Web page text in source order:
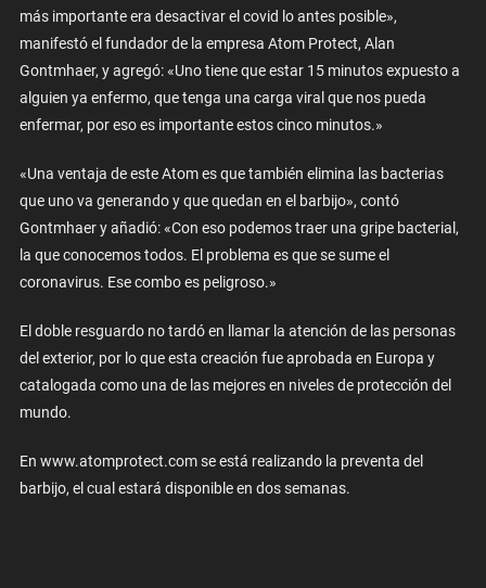
más importante era desactivar el covid lo antes posible»,
manifestó el fundador de la empresa Atom Protect, Alan
Gontmhaer, y agregó: «Uno tiene que estar 15 minutos expuesto a
alguien ya enfermo, que tenga una carga viral que nos pueda
enfermar, por eso es importante estos cinco minutos.»
«Una ventaja de este Atom es que también elimina las bacterias
que uno va generando y que quedan en el barbijo», contó
Gontmhaer y añadió: «Con eso podemos traer una gripe bacterial,
la que conocemos todos. El problema es que se sume el
coronavirus. Ese combo es peligroso.»
El doble resguardo no tardó en llamar la atención de las personas
del exterior, por lo que esta creación fue aprobada en Europa y
catalogada como una de las mejores en niveles de protección del
mundo.
En www.atomprotect.com se está realizando la preventa del
barbijo, el cual estará disponible en dos semanas.